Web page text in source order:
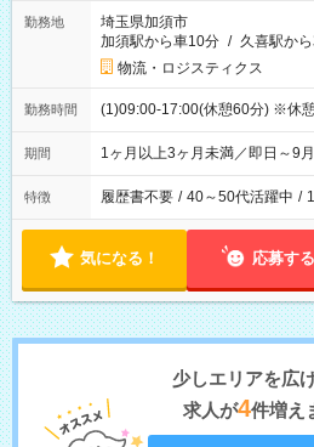
勤務地
埼玉県加須市
加須駅から車10分 / 久喜駅か
物流・ロジスティクス
勤務時間 (1)09:00-17:00(休憩60分) ※休
期間 1ヶ月以上3ヶ月未満／即日～9
特徴 履歴書不要 / 40～50代活躍中 /
気になる！ 応募する
少しエリアを広
求人が4件増え